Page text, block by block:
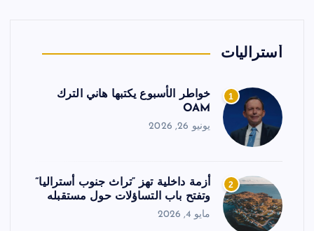
أستراليات
1
خواطر الأسبوع يكتبها هاني الترك
OAM
يونيو 26, 2026
2
أزمة داخلية تهز “تراث جنوب أستراليا”
وتفتح باب التساؤلات حول مستقبله
مايو 4, 2026